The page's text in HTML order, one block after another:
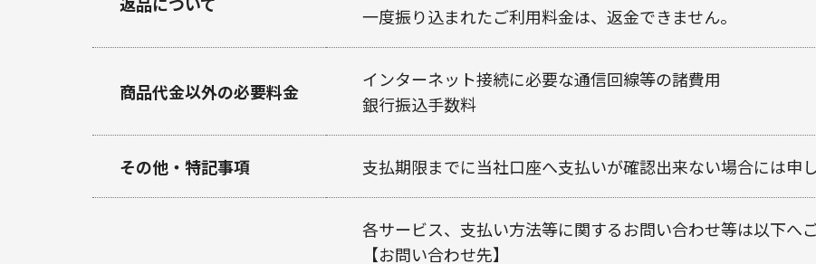
一度振り込まれたご利用料金は、返金できません。
商品代金以外の必要料金
インターネット接続に必要な通信回線等の諸費用
銀行振込手数料
その他・特記事項 支払期限までに当社口座へ支払いが確認出来ない場合には申
各サービス、支払い方法等に関するお問い合わせ等は以下へ
【お問い合わせ先】